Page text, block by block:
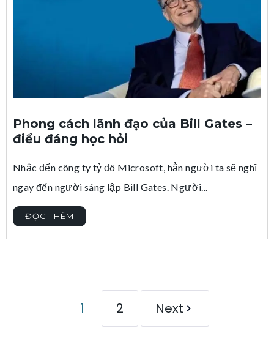
Phong cách lãnh đạo của Bill Gates –
điều đáng học hỏi
Nhắc đến công ty tỷ đô Microsoft, hẳn người ta sẽ nghĩ
ngay đến người sáng lập Bill Gates. Người...
ĐỌC THÊM
1 2 Next